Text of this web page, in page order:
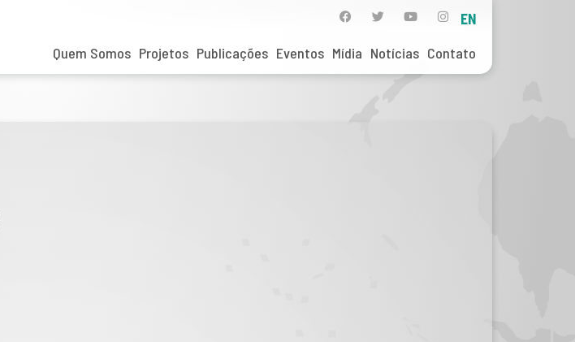
Quem Somos Projetos Publicações Eventos Mídia Notícias Contato
EN